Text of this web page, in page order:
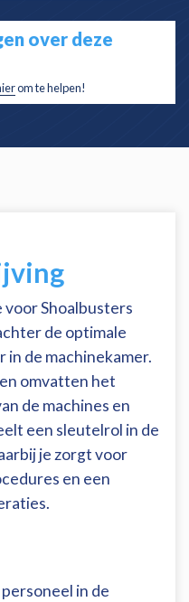
over deze
om te helpen!
Shoalbusters
de optimale
in de machinekamer.
omvatten het
de machines en
een sleutelrol in de
je zorgt voor
en een
in de